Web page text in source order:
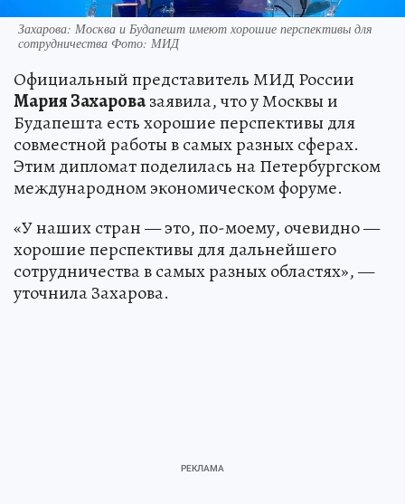
Захарова: Москва и Будапешт имеют хорошие перспективы для
сотрудничества Фото: МИД
Официальный представитель МИД России
Мария Захаровазаявила, что у Москвы и
Будапешта есть хорошие перспективы для
совместной работы в самых разных сферах.
Этим дипломат поделилась на Петербургском
международном экономическом форуме.
«У наших стран — это, по-моему, очевидно —
хорошие перспективы для дальнейшего
сотрудничества в самых разных областях», —
уточнила Захарова.